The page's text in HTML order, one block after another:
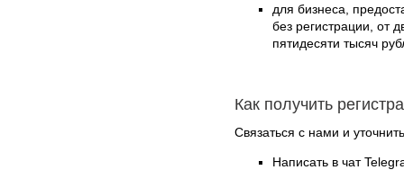
для бизнеса,
без регистрации, от
пятидесяти тысяч
Как получить
Связаться с нами и
Написать в чат